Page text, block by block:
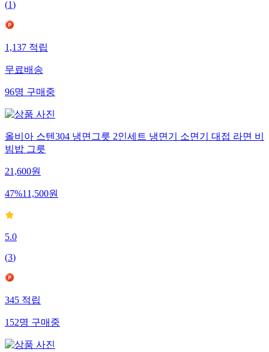
(1)
1,137적립
무료배송
96명구매중
올비아 스텐304 냉면그릇 2인세트 냉면기 소면기 대접 라면 비
빔밥 그릇
21,600원
47%11,500원
5.0
(3)
345적립
152명구매중